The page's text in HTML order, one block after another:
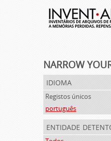
NARROW
idioma
Registos únicos
português
entidade